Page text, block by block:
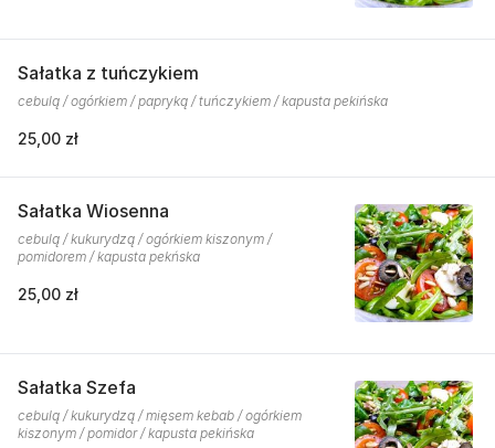
Sałatka z tuńczykiem
cebulą / ogórkiem / papryką / tuńczykiem / kapusta pekińska
25,00 zł
Sałatka Wiosenna
cebulą / kukurydzą / ogórkiem kiszonym /
pomidorem / kapusta pekńska
25,00 zł
Sałatka Szefa
cebulą / kukurydzą / mięsem kebab / ogórkiem
kiszonym / pomidor / kapusta pekińska